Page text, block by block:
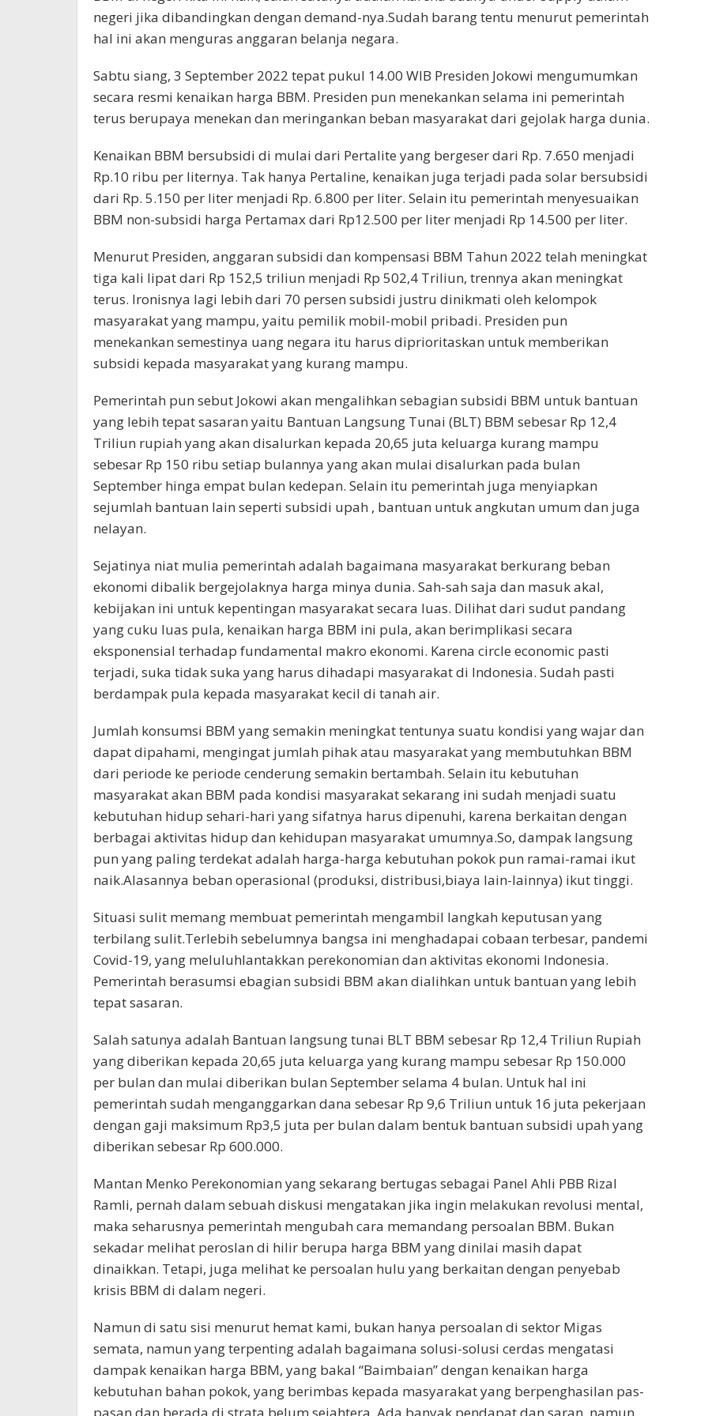
negeri jika dibandingkan dengan demand-nya.Sudah barang tentu menurut pemerintah
hal ini akan menguras anggaran belanja negara.
Sabtu siang, 3 September 2022 tepat pukul 14.00 WIB Presiden Jokowi mengumumkan
secara resmi kenaikan harga BBM. Presiden pun menekankan selama ini pemerintah
terus berupaya menekan dan meringankan beban masyarakat dari gejolak harga dunia.
Kenaikan BBM bersubsidi di mulai dari Pertalite yang bergeser dari Rp. 7.650 menjadi
Rp.10 ribu per liternya. Tak hanya Pertaline, kenaikan juga terjadi pada solar bersubsidi
dari Rp. 5.150 per liter menjadi Rp. 6.800 per liter. Selain itu pemerintah menyesuaikan
BBM non-subsidi harga Pertamax dari Rp12.500 per liter menjadi Rp 14.500 per liter.
Menurut Presiden, anggaran subsidi dan kompensasi BBM Tahun 2022 telah meningkat
tiga kali lipat dari Rp 152,5 triliun menjadi Rp 502,4 Triliun, trennya akan meningkat
terus. Ironisnya lagi lebih dari 70 persen subsidi justru dinikmati oleh kelompok
masyarakat yang mampu, yaitu pemilik mobil-mobil pribadi. Presiden pun
menekankan semestinya uang negara itu harus diprioritaskan untuk memberikan
subsidi kepada masyarakat yang kurang mampu.
Pemerintah pun sebut Jokowi akan mengalihkan sebagian subsidi BBM untuk bantuan
yang lebih tepat sasaran yaitu Bantuan Langsung Tunai (BLT) BBM sebesar Rp 12,4
Triliun rupiah yang akan disalurkan kepada 20,65 juta keluarga kurang mampu
sebesar Rp 150 ribu setiap bulannya yang akan mulai disalurkan pada bulan
September hinga empat bulan kedepan. Selain itu pemerintah juga menyiapkan
sejumlah bantuan lain seperti subsidi upah , bantuan untuk angkutan umum dan juga
nelayan.
Sejatinya niat mulia pemerintah adalah bagaimana masyarakat berkurang beban
ekonomi dibalik bergejolaknya harga minya dunia. Sah-sah saja dan masuk akal,
kebijakan ini untuk kepentingan masyarakat secara luas. Dilihat dari sudut pandang
yang cuku luas pula, kenaikan harga BBM ini pula, akan berimplikasi secara
eksponensial terhadap fundamental makro ekonomi. Karena circle economic pasti
terjadi, suka tidak suka yang harus dihadapi masyarakat di Indonesia. Sudah pasti
berdampak pula kepada masyarakat kecil di tanah air.
Jumlah konsumsi BBM yang semakin meningkat tentunya suatu kondisi yang wajar dan
dapat dipahami, mengingat jumlah pihak atau masyarakat yang membutuhkan BBM
dari periode ke periode cenderung semakin bertambah. Selain itu kebutuhan
masyarakat akan BBM pada kondisi masyarakat sekarang ini sudah menjadi suatu
kebutuhan hidup sehari-hari yang sifatnya harus dipenuhi, karena berkaitan dengan
berbagai aktivitas hidup dan kehidupan masyarakat umumnya.So, dampak langsung
pun yang paling terdekat adalah harga-harga kebutuhan pokok pun ramai-ramai ikut
naik.Alasannya beban operasional (produksi, distribusi,biaya lain-lainnya) ikut tinggi.
Situasi sulit memang membuat pemerintah mengambil langkah keputusan yang
terbilang sulit.Terlebih sebelumnya bangsa ini menghadapai cobaan terbesar, pandemi
Covid-19, yang meluluhlantakkan perekonomian dan aktivitas ekonomi Indonesia.
Pemerintah berasumsi ebagian subsidi BBM akan dialihkan untuk bantuan yang lebih
tepat sasaran.
Salah satunya adalah Bantuan langsung tunai BLT BBM sebesar Rp 12,4 Triliun Rupiah
yang diberikan kepada 20,65 juta keluarga yang kurang mampu sebesar Rp 150.000
per bulan dan mulai diberikan bulan September selama 4 bulan. Untuk hal ini
pemerintah sudah menganggarkan dana sebesar Rp 9,6 Triliun untuk 16 juta pekerjaan
dengan gaji maksimum Rp3,5 juta per bulan dalam bentuk bantuan subsidi upah yang
diberikan sebesar Rp 600.000.
Mantan Menko Perekonomian yang sekarang bertugas sebagai Panel Ahli PBB Rizal
Ramli, pernah dalam sebuah diskusi mengatakan jika ingin melakukan revolusi mental,
maka seharusnya pemerintah mengubah cara memandang persoalan BBM. Bukan
sekadar melihat peroslan di hilir berupa harga BBM yang dinilai masih dapat
dinaikkan. Tetapi, juga melihat ke persoalan hulu yang berkaitan dengan penyebab
krisis BBM di dalam negeri.
Namun di satu sisi menurut hemat kami, bukan hanya persoalan di sektor Migas
semata, namun yang terpenting adalah bagaimana solusi-solusi cerdas mengatasi
dampak kenaikan harga BBM, yang bakal “Baimbaian” dengan kenaikan harga
kebutuhan bahan pokok, yang berimbas kepada masyarakat yang berpenghasilan pas-
pasan dan berada di strata belum sejahtera. Ada banyak pendapat dan saran, namun